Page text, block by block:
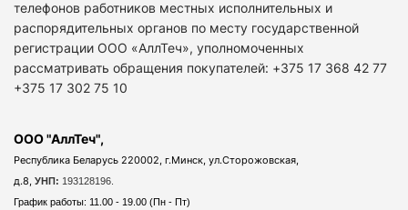
телефонов работников местных исполнительных и
распорядительных органов по месту государственной
регистрации ООО «АллТеч», уполномоченных
рассматривать обращения покупателей: +375 17 368 42 77
+375 17 302 75 10
ООО "АллТеч",
Республика Беларусь 220002, г.Минск, ул.Сторожовская,
д.8, УНП: 193128196.
График работы: 11.00 - 19.00 (Пн - Пт)